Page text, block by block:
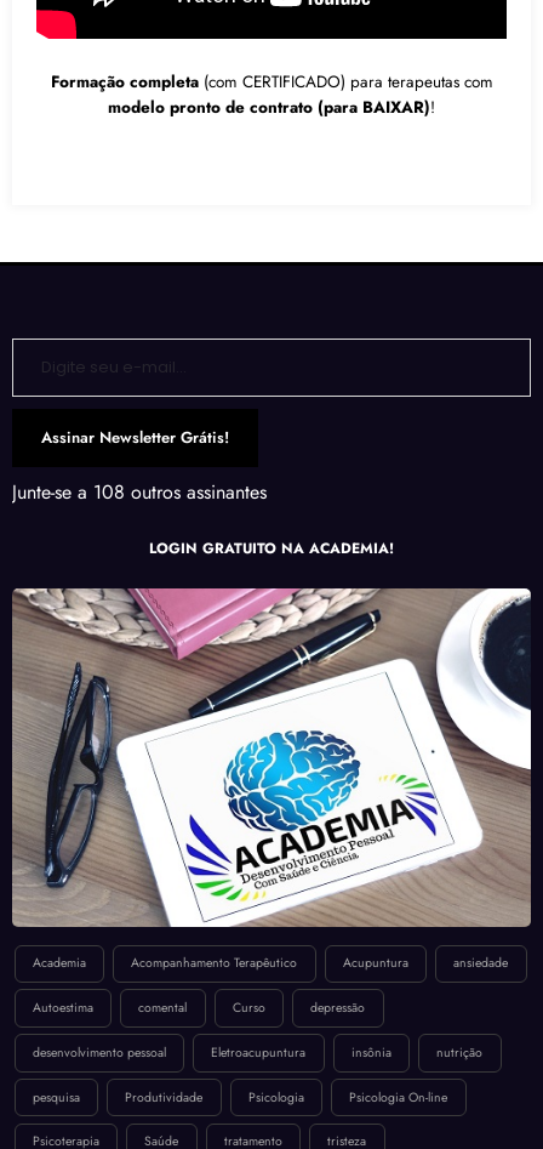
Formação completa(com CERTIFICADO) para terapeutas com
modelo pronto de contrato (para BAIXAR)!
Digite seu e-mail…
Assinar Newsletter Grátis!
Junte-se a 108 outros assinantes
LOGIN GRATUITO NA ACADEMIA!
Academia Acompanhamento Terapêutico Acupuntura ansiedade
Autoestima comental Curso depressão
desenvolvimento pessoal Eletroacupuntura insônia nutrição
pesquisa Produtividade Psicologia Psicologia On-line
Psicoterapia Saúde tratamento tristeza